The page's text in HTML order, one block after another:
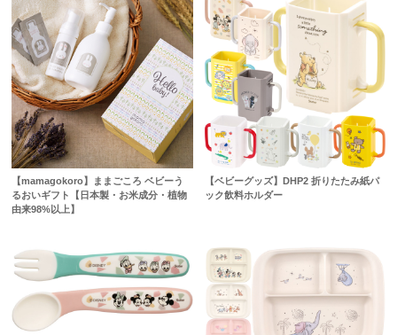
【mamagokoro】ままごころ ベビーう
るおいギフト【日本製・お米成分・植物
由来98%以上】
【ベビーグッズ】DHP2 折りたたみ紙パ
ック飲料ホルダー